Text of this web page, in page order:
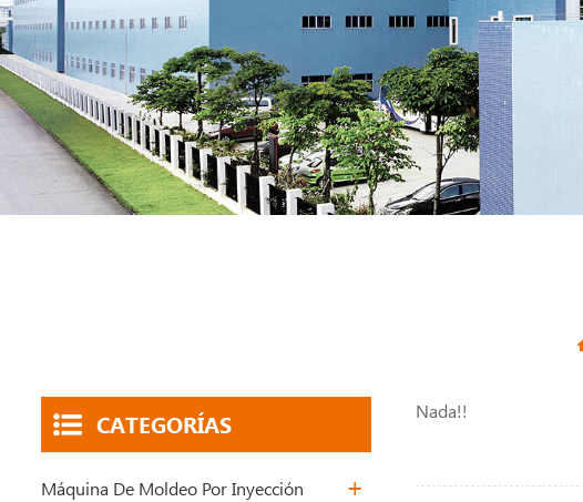
Nada!!
CATEGORÍAS
Máquina De Moldeo Por Inyección